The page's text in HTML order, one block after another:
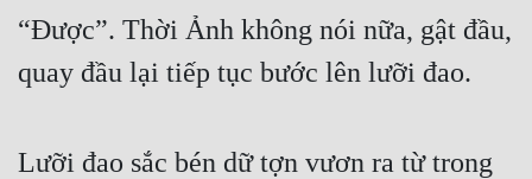
Đẹp Hiệp
Tính Cách Nhân Vật :
“Được”. Thời Ảnh không nói nữa, gật đầu,
quay đầu lại tiếp tục bước lên lưỡi đao.
Lưỡi đao sắc bén dữ tợn vươn ra từ trong